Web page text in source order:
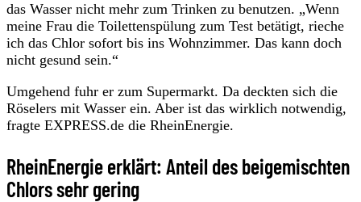
das Wasser nicht mehr zum Trinken zu benutzen. „Wenn
meine Frau die Toilettenspülung zum Test betätigt, rieche
ich das Chlor sofort bis ins Wohnzimmer. Das kann doch
nicht gesund sein.“
Umgehend fuhr er zum Supermarkt. Da deckten sich die
Röselers mit Wasser ein. Aber ist das wirklich notwendig,
fragte EXPRESS.de die RheinEnergie.
RheinEnergie erklärt: Anteil des beigemischten
Chlors sehr gering